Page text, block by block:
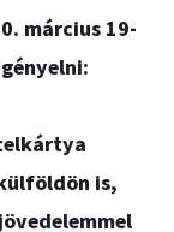
március 19-
is,